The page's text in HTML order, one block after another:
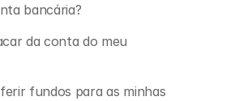
bancária?
da conta do meu
fundos para as minhas